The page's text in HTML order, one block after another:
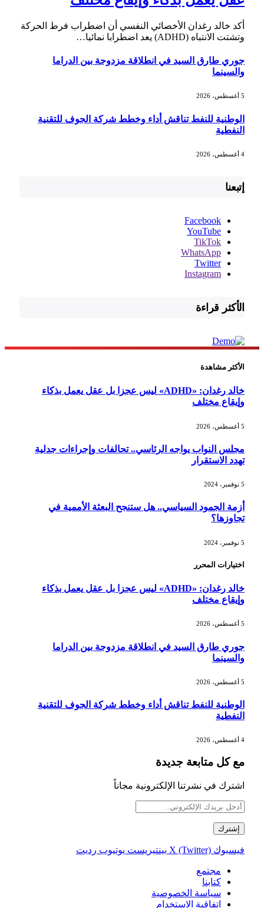
أكد خالد رغدان الأخصائي النفسي أن اضطراب فرط الحركة
وتشتت الانتباه (ADHD) يعد اضطرابا نمائيا…
جوري طارق السيد في انطلاقة مزدوجة بين الدراما
والسينما
الوطنية للنفط تناقش أداء وخطط شركة الجوف للتقنية
النفطية
إتبعنا
Facebook
YouTube
TikTok
WhatsApp
Twitter
Instagram
الأكثر قراءة
الأكثر مشاهدة
خالد رغدان: «ADHD» ليس عجزا بل عقل يعمل بذكاء
وإيقاع مختلف
مجلس النواب يواجه الرئاسي.. تحالفات وإجراءات جدلية
تهدد الاستقرار
أزمة الجمود السياسي.. هل ستنجح البعثة الأممية في
تجاوزها؟
اختيارات المحرر
خالد رغدان: «ADHD» ليس عجزا بل عقل يعمل بذكاء
وإيقاع مختلف
جوري طارق السيد في انطلاقة مزدوجة بين الدراما
والسينما
الوطنية للنفط تناقش أداء وخطط شركة الجوف للتقنية
النفطية
مع كل متابعة جديدة
اشترك في نشرتنا الإلكترونية مجاناً
فيسبوك X (Twitter) بينتيريست يوتيوب رديت
مجتمع
كتابنا
سياسة الخصوصية
اتفاقية الاستخدام